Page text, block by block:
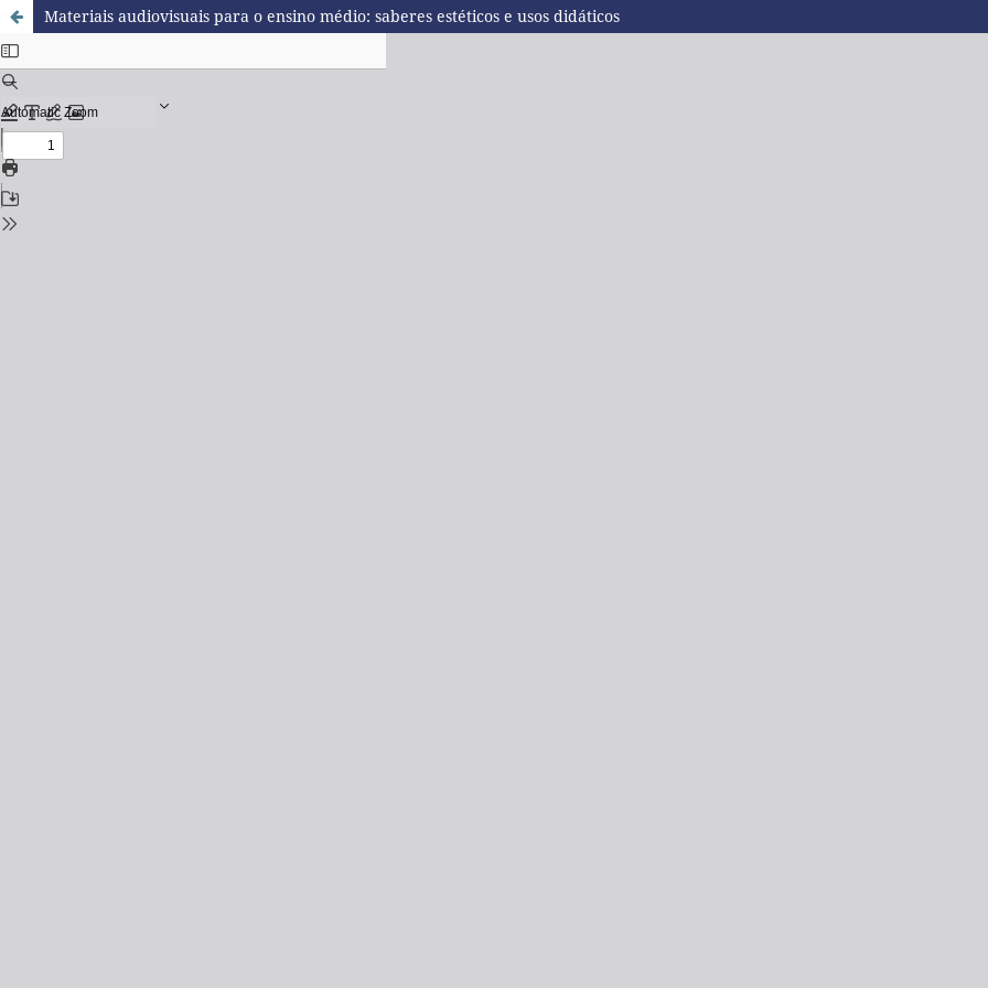
Materiais audiovisuais para o ensino médio: saberes estéticos e usos didáticos